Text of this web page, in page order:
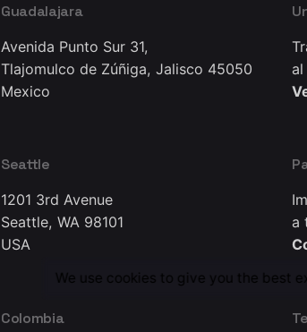
Guadalajara
Avenida Punto Sur 31,
Tlajomulco de Zúñiga, Jalisco 45050
Mexico
Seattle
1201 3rd Avenue
Seattle, WA 98101
USA
Colombia
al
a
We use cookies to give you the best